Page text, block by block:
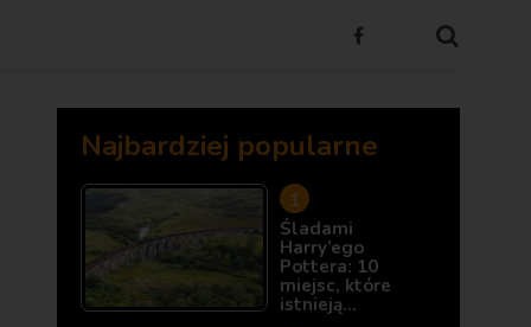
Najbardziej popularne
Śladami
Harry’ego
Pottera: 10
miejsc, które
istnieją…